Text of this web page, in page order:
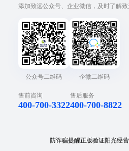
添加致远公众号、企业微信，及时了解致
公众号二维码 企微二维码
售前咨询
400-700-3322
售后服务
400-700-8822
防诈骗提醒正版验证阳光经营